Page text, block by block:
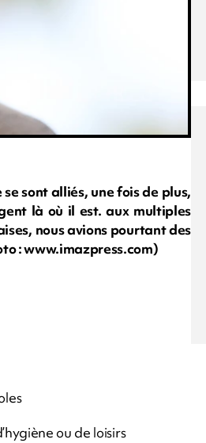
sont alliés, une fois de plus,
là où il est. aux multiples
nous avions pourtant des
: www.imazpress.com)
ou de loisirs